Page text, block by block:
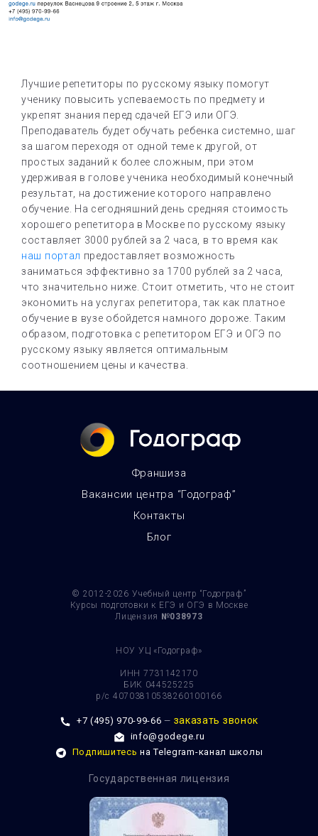
Лучшие репетиторы по русскому языку помогут
ученику повысить успеваемость по предмету и
укрепят знания перед сдачей ЕГЭ или ОГЭ.
Преподаватель будет обучать ребенка системно, шаг
за шагом переходя от одной теме к другой, от
простых заданий к более сложным, при этом
удерживая в голове ученика необходимый конечный
результат, на достижение которого направлено
обучение. На сегодняшний день средняя стоимость
хорошего репетитора в Москве по русскому языку
составляет 3000 рублей за 2 часа, в то время как
наш портал предоставляет возможность
заниматься эффективно за 1700 рублей за 2 часа,
что значительно ниже. Стоит отметить, что не стоит
экономить на услугах репетитора, так как платное
обучение в вузе обойдется намного дороже. Таким
образом, подготовка с репетитором ЕГЭ и ОГЭ по
русскому языку является оптимальным
соотношением цены и качества.
Франшиза
Вакансии центра “Годограф”
Контакты
Блог
© 2012-2026 Учебный центр “Годограф”
Курсы подготовки к ЕГЭ и ОГЭ в Москве
Лицензия №038973
НОУ УЦ «Годограф»
ИНН 7731142170
БИК 044525225
р/с 40703810538260100166
+7 (495) 970-99-66 — заказать звонок
info@godege.ru
Подпишитесь на Telegram-канал школы
Государственная лицензия